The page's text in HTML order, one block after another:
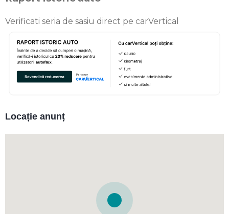
Verificati seria de sasiu direct pe carVertical
Locație anunț